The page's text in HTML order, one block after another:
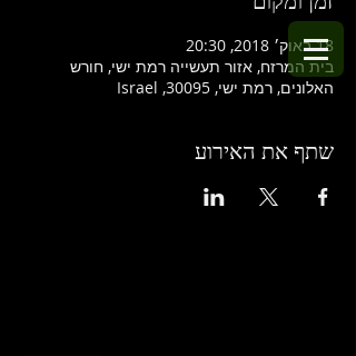
18 באוק׳ 2018, 20:30
בית המרזח, אזור תעשייה רמת ישי, חורש
האלונים, רמת ישי, 30095, Israel
שתף את האירוע